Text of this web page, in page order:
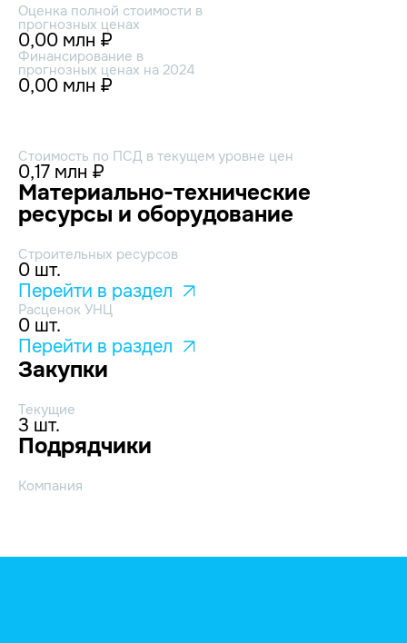
Оценка полной стоимости в
прогнозных ценах
0,00 млн ₽
Финансирование в
прогнозных ценах на 2024
0,00 млн ₽
Стоимость по ПСД в текущем уровне цен
0,17 млн ₽
Материально-технические
ресурсы и оборудование
Строительных ресурсов
0 шт.
Перейти в раздел
Расценок УНЦ
0 шт.
Перейти в раздел
Закупки
Текущие
3 шт.
Подрядчики
Компания